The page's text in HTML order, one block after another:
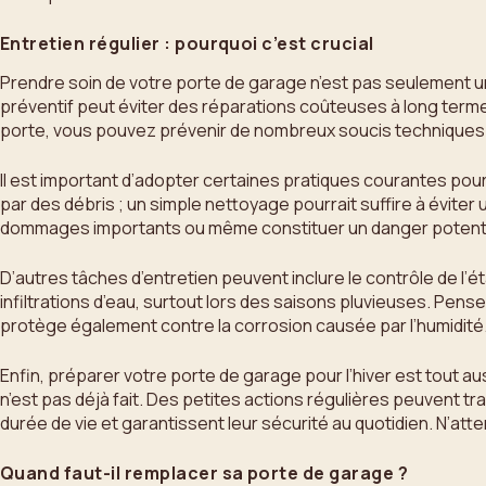
Entretien régulier : pourquoi c’est crucial
Prendre soin de votre porte de garage n’est pas
préventif peut éviter des réparations coûteuses à long
porte, vous pouvez prévenir de nombreux soucis
Il est important d’adopter certaines pratiques courantes
par des débris ; un simple nettoyage pourrait suffire à
dommages importants ou même constituer un danger
D’autres tâches d’entretien peuvent inclure le contrôle de
infiltrations d’eau, surtout lors des saisons pluvieuses.
protège également contre la corrosion causée par
Enfin, préparer votre porte de garage pour l’hiver est tout
n’est pas déjà fait. Des petites actions régulières peuvent
durée de vie et garantissent leur sécurité au quotidien.
Quand faut-il remplacer sa porte de garage ?